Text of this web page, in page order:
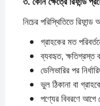
নিচের পরিস্থিতিতে
গ্রাহকের মত
ব্যবহৃত, ক্ষতিগ্রস্ত
ডেলিভারির পর
ভুল ঠিকানা বা
পণ্যের বিবরণে আগে